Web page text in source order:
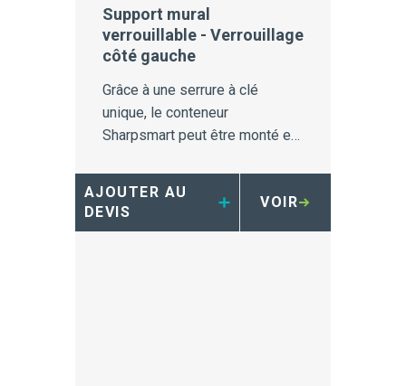
Support mural
verrouillable - Verrouillage
côté gauche
Grâce à une serrure à clé
unique, le conteneur
Sharpsmart peut être monté et
retrait non autorisé.
AJOUTER AU
DEVIS
VOIR